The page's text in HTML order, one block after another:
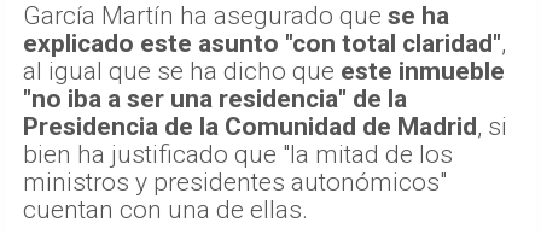
García Martín ha asegurado que se ha
explicado este asunto "con total claridad",
al igual que se ha dicho que este inmueble
"no iba a ser una residencia" de la
Presidencia de la Comunidad de Madrid, si
bien ha justificado que "la mitad de los
ministros y presidentes autonómicos"
cuentan con una de ellas.